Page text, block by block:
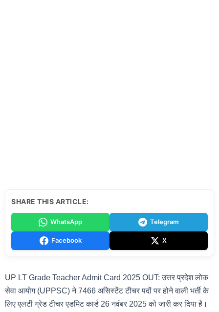
SHARE THIS ARTICLE:
WhatsApp Telegram
Facebook X
UP LT Grade Teacher Admit Card 2025 OUT: उत्तर प्रदेश लोक
सेवा आयोग (UPPSC) ने 7466 असिस्टेंट टीचर पदों पर होने वाली भर्ती के
लिए एलटी ग्रेड टीचर एडमिट कार्ड 26 नवंबर 2025 को जारी कर दिया है।